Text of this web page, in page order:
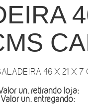
46 X 21 X 7
un. retirando loja:
Valor un. entregando: